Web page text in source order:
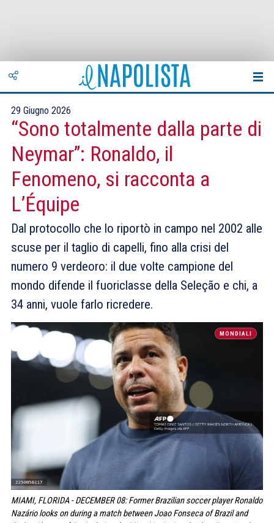
29 Giugno 2026
“Sono totalmente dalla parte di
Neymar”: Ronaldo, il
Fenomeno, si racconta a
L’Équipe
Dal protocollo che lo riportò in campo nel 2002 alle
scuse per il taglio di capelli, fino alla crisi del
numero 9 verdeoro: il due volte campione del
mondo difende il fuoriclasse della Seleção e chi, a
34 anni, vuole farlo ricredere.
MONDIALI
MIAMI, FLORIDA - DECEMBER 08: Former Brazilian soccer player Ronaldo
Nazário looks on during a match between Joao Fonseca of Brazil and